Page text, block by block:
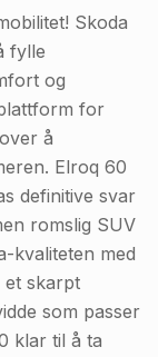
Skoda
fylle
og
for
å
Elroq 60
definitive svar
romslig SUV
kvaliteten med
et skarpt
som passer
klar til å ta